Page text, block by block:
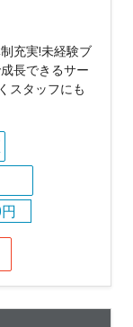
充実!未経験ブ
長できるサー
スタッフにも